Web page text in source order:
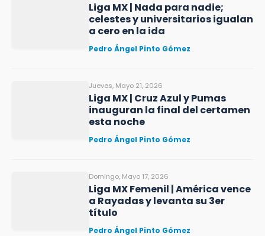
Liga MX | Nada para nadie;
celestes y universitarios igualan
a cero en la ida
Pedro Ángel Pinto Gómez
Jueves, Mayo 21, 2026
Liga MX | Cruz Azul y Pumas
inauguran la final del certamen
esta noche
Pedro Ángel Pinto Gómez
Domingo, Mayo 17, 2026
Liga MX Femenil | América vence
a Rayadas y levanta su 3er
título
Pedro Ángel Pinto Gómez